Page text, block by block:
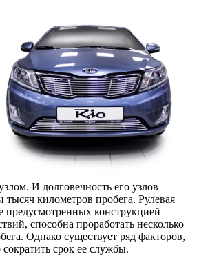
И долговечность его узлов
тысяч километров пробега. Рулевая
предусмотренных конструкцией
способна проработать несколько
Однако существует ряд факторов,
срок ее службы.